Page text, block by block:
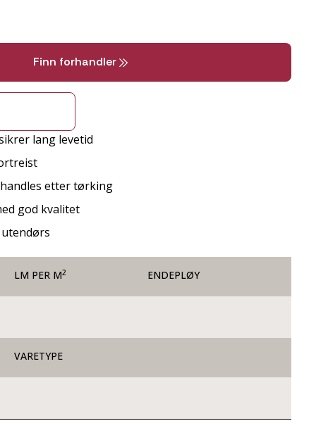
Finn forhandler
lang levetid
etter tørking
god kvalitet
LM PER M2 ENDEPLØY
VARETYPE